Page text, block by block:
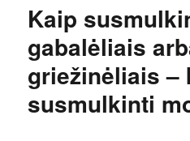
Kaip
gabalėliais
griežinėliais –
susmulkinti